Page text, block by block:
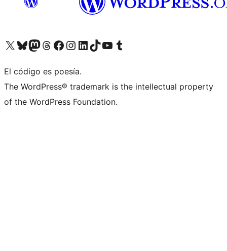
Visita nuestra cuenta de X (anteriormente Twitter)
Visita nuestra cuenta de Bluesky
Visita nuestra cuenta de Mastodon
Visita nuestra cuenta de Threads
Visita nuestra página de Facebook
Visita nuestra cuenta de Instagram
Visita nuestra cuenta de LinkedIn
Visita nuestra cuenta de TikTok
Visita nuestro canal de YouTube
Visita nuestra cuenta de Tumblr
El código es poesía.
The WordPress® trademark is the intellectual property
of the WordPress Foundation.